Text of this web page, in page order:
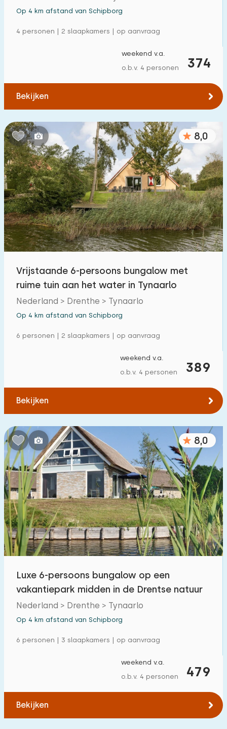
Op 4 km afstand van Schipborg
4 personen | 2 slaapkamers | op aanvraag
374
weekend v.a.
o.b.v. 4 personen
Bekijken
8,0
Vrijstaande 6-persoons bungalow met
ruime tuin aan het water in Tynaarlo
Nederland > Drenthe > Tynaarlo
Op 4 km afstand van Schipborg
6 personen | 2 slaapkamers | op aanvraag
389
weekend v.a.
o.b.v. 4 personen
Bekijken
8,0
Luxe 6-persoons bungalow op een
vakantiepark midden in de Drentse natuur
Nederland > Drenthe > Tynaarlo
Op 4 km afstand van Schipborg
6 personen | 3 slaapkamers | op aanvraag
479
weekend v.a.
o.b.v. 4 personen
Bekijken